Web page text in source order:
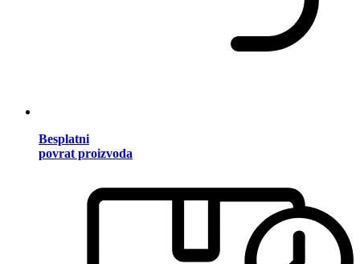
Besplatni
povrat proizvoda